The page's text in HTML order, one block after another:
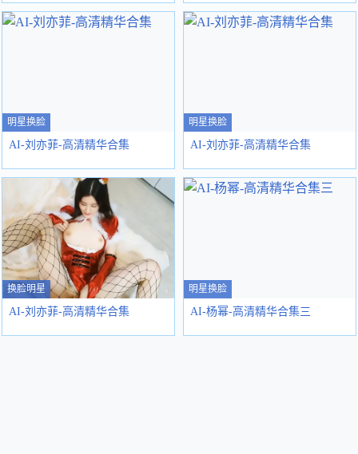
明星换脸
AI-刘亦菲-高清精华合集
明星换脸
AI-刘亦菲-高清精华合集
换脸明星
AI-刘亦菲-高清精华合集
明星换脸
AI-杨幂-高清精华合集三